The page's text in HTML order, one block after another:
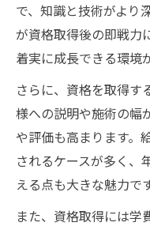
で、知識と技術がより
が資格取得後の即戦力
着実に成長できる環境
さらに、資格を取得す
様への説明や施術の幅
や評価も高まります。
されるケースが多く、
える点も大きな魅力です
また、資格取得には学